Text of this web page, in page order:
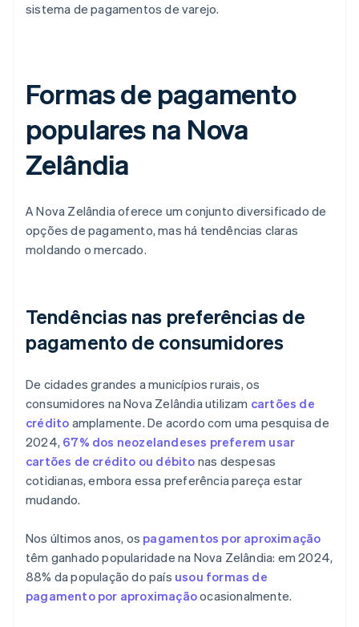
sistema de pagamentos de varejo.
Formas de pagamento
populares na Nova
Zelândia
A Nova Zelândia oferece um conjunto diversificado de
opções de pagamento, mas há tendências claras
moldando o mercado.
Tendências nas preferências de
pagamento de consumidores
De cidades grandes a municípios rurais, os
consumidores na Nova Zelândia utilizam cartões de
crédito amplamente. De acordo com uma pesquisa de
2024, 67% dos neozelandeses preferem usar
cartões de crédito ou débito nas despesas
cotidianas, embora essa preferência pareça estar
mudando.
Nos últimos anos, os pagamentos por aproximação
têm ganhado popularidade na Nova Zelândia: em 2024,
88% da população do país usou formas de
pagamento por aproximaçãoocasionalmente.